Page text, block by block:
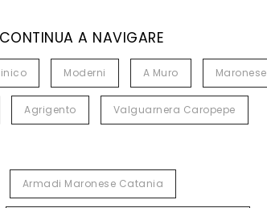
CONTINUA A NAVIGARE
Moderni A Muro Maronese
Agrigento Valguarnera Caropepe
Armadi Maronese Catania